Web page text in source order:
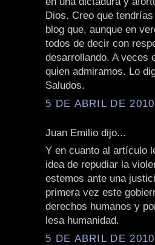
Dios. Creo que
blog que, aunque en
todos de decir con
desarrollando. A veces
quien admiramos. Lo
Saludos.
5 DE ABRIL DE
Juan Emilio dijo...
Y en cuanto al artículo
idea de repudiar la
estemos ante una
primera vez este
derechos humanos y
lesa humanidad.
5 DE ABRIL DE